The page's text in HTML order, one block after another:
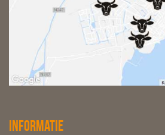
Informatie